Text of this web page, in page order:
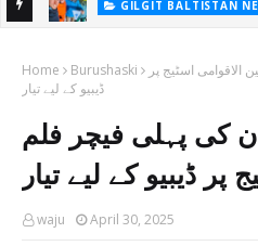
GILGIT BALTISTAN
میٹر چوٹی سر کیHome Burushaski
اسٹیج پر
ڈیبیو کے لیے تیار
کی پہلی فیچر فلم
پر ڈیبیو کے لیے تیار
waju April 30, 2025